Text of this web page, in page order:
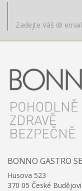
BONNO GASTRO
Husova 523
370 05 České